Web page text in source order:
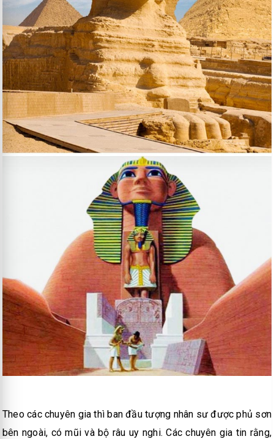
Theo các chuyên gia thì ban đầu tượng nhân sư được phủ sơn
bên ngoài, có mũi và bộ râu uy nghi. Các chuyên gia tin rằng,